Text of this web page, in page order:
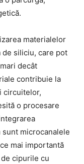
materialelor
de siliciu, care pot
decât
contribuie la
circuitelor,
o procesare
microcanalele
mai importantă
cipurile cu